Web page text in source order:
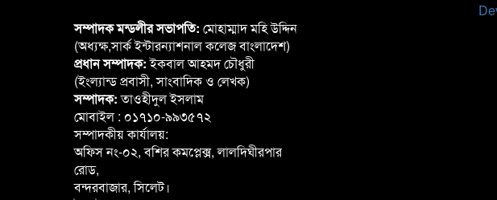
সম্পাদক মন্ডলীর সভাপতি: মোহাম্মাদ মহি উদ্দিন
(অধ্যক্ষ,সার্ক ইন্টারন্যাশনাল কলেজ বাংলাদেশ)
প্রধান সম্পাদক:ইকবাল আহমদ চৌধুরী
(ইংল্যান্ড প্রবাসী, সাংবাদিক ও লেখক)
সম্পাদক:তাওহীদুল ইসলাম
মোবাইল : ০১৭১০-৯৯৩৫৭২
সম্পাদকীয় কার্যালয়:
অফিস নং-০২, বশির কমপ্লেক্স, লালদিঘীরপার
রোড,
বন্দরবাজার, সিলেট।